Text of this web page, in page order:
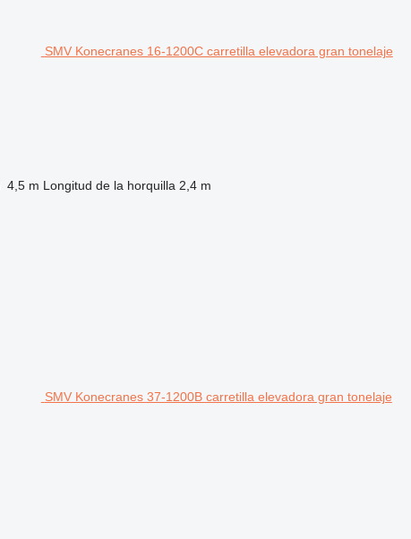
SMV Konecranes 16-1200C carretilla elevadora gran tonelaje
4,5 m Longitud de la horquilla 2,4 m
SMV Konecranes 37-1200B carretilla elevadora gran tonelaje